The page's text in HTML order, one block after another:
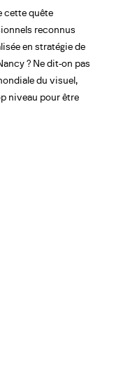
cette quête
reconnus
en stratégie de
? Ne dit-on pas
du visuel,
niveau pour être